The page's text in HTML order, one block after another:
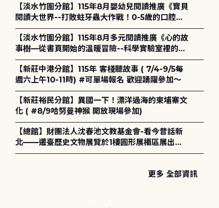
【淡水竹圍分館】115年8月嬰幼兒閱讀推廣《寶貝
閱讀大世界--打敗蛀牙蟲大作戰！0-5歲的口腔照
護全攻略》
【淡水竹圍分館】115年8月多元閱讀推廣《心的故
事樹—從書頁開始的溫暖冒險--科學實驗室裡的放
電章魚》
【新莊中港分館】115年 客棧聽故事 ( 7/4-9/5每
週六上午10-11時) #可單場報名 歡迎踴躍參加～
【新莊裕民分館】異國一下！漂洋過海的柬埔寨文
化 ( #8/9哈努曼神猴 開放現場參加)
【總館】財團法人沈春池文教基金會-看今昔話新
北——遷臺歷史文物展覽於1樓圓形展櫃區展出，
歡迎一同觀展！
更多 全部資訊